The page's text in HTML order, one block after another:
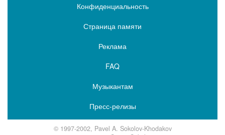
Конфиденциальность
Страница памяти
Реклама
FAQ
Музыкантам
Пресс-релизы
© 1997-2002, Pavel A. Sokolov-Khodakov